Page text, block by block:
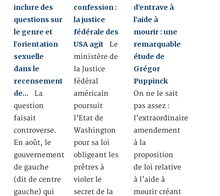
inclure des
questions sur
le genre et
l’orientation
sexuelle
dans le
recensement
de… La
question
faisait
controverse.
En août, le
gouvernement
de gauche
(dit de centre
gauche) qui
confession :
la justice
fédérale des
USA agit Le
ministère de
la Justice
fédéral
américain
poursuit
l’Etat de
Washington
pour sa loi
obligeant les
prêtres à
violer le
secret de la
d’entrave à
l’aide à
mourir : une
remarquable
étude de
Grégor
Puppinck
On ne le sait
pas assez :
l’extraordinaire
amendement
à la
proposition
de loi relative
à l’aide à
mourir créant